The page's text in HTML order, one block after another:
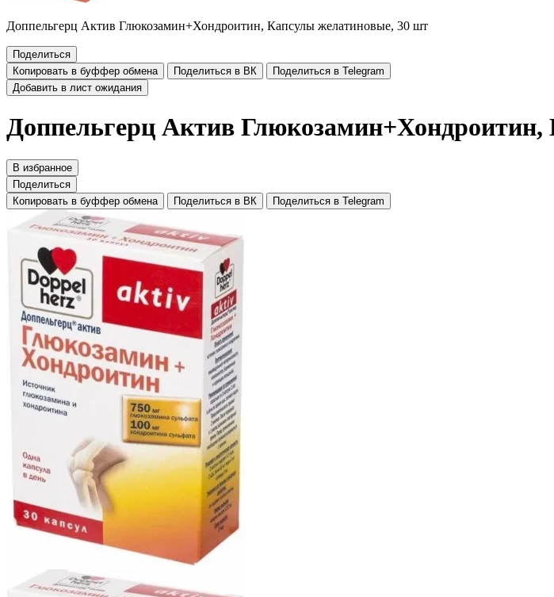
Доппельгерц Актив Глюкозамин+Хондроитин, Капсулы желатиновые, 30 шт
Поделиться
Копировать в буффер обмена
Поделиться в ВК
Поделиться в Telegram
Добавить в лист ожидания
Доппельгерц Актив
В избранное
Поделиться
Копировать в буффер обмена
Поделиться в ВК Поделиться в Telegram